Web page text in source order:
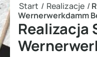
Start / Realizacje /
Wernerwerkdamm
Realizacja